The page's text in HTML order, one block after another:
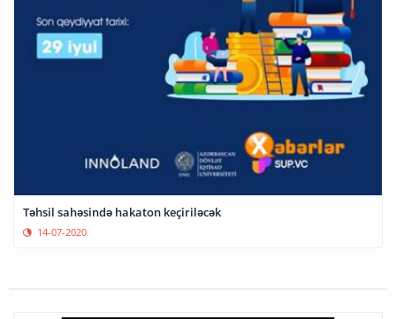
Təhsil sahəsində hakaton keçiriləcək
14-07-2020